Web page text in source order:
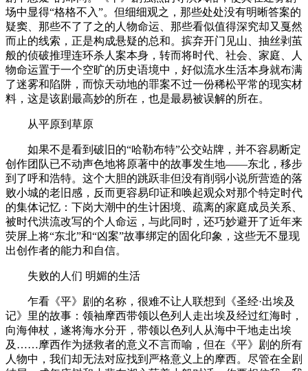
场中显得“格格不入”。但细细观之，那些处处没有明晰答案的
疑窦、那些不了了之的人物命运、那些看似值得深究却又戛然
而止的线索，正是构成悬疑的总和。摈弃开门见山、抽丝剥茧
般的侦破推理连环杀人案本身，转而将时代、社会、家庭、人
物命运置于一个空旷的历史语境中，好似流水生活本身就布满
了迷雾和陷阱，而惊天动地的罪案不过一份稀松平常的现实材
料，这是该剧最高妙的所在，也是最易被误解的所在。
从平原到草原
如果不是看到破旧的“哈勒布特”公交站牌，并不容易断定
创作团队已不动声色地将原著中的故事发生地——东北，移步
到了呼和浩特。这个大胆的跳跃非但没有削弱小说所营造的落
败小城的老旧感，反而更容易印证和唤起观众对那个特定时代
的集体记忆：下岗大潮中的生计困境、疏离的家庭成员关系、
被时代洪流改写的个人命运，与此同时，还巧妙避开了近年来
荧屏上将“东北”和“凶案”故事绑定的固化印象，这些无不显现
出创作者的能力和自信。
失败的人们 明媚的生活
乍看《平》剧的名称，很难不让人联想到《圣经·出埃及
记》里的故事：领袖摩西带领以色列人走出埃及经过红海时，
向海伸杖，遂将海水分开，带领以色列人从海中干地走出埃
及……摩西作为拯救者的意义不言而喻，但在《平》剧的所有
人物中，我们却无法对应找到严格意义上的摩西。尽管在全剧